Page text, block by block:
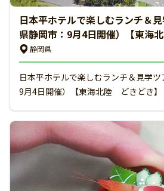
日本平ホテルで楽しむランチ＆
県静岡市：9月4日開催）【東海
静岡県
日本平ホテルで楽しむランチ＆見学ツ
9月4日開催）【東海北陸 どきどき】